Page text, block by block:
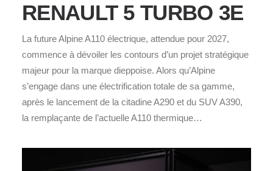
RENAULT 5 TURBO 3E
La future Alpine A110 électrique, attendue pour 2027,
commence à dévoiler les contours d’un projet stratégique
majeur pour la marque dieppoise. Alors qu’Alpine
s’engage dans une électrification totale de sa gamme,
après le lancement de la citadine A290 et du SUV A390,
la remplaçante de l’actuelle A110 thermique…